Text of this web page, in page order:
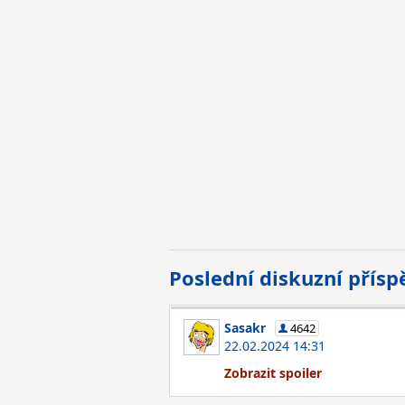
Poslední diskuzní
Sasakr 4642
22.02.2024 14:31